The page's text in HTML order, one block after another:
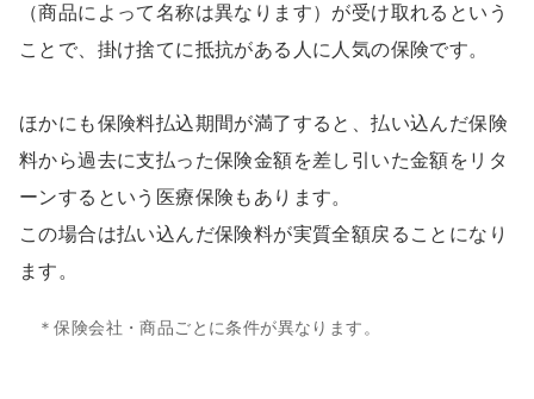
（商品によって名称は異なります）が受け取れるという
ことで、掛け捨てに抵抗がある人に人気の保険です。
ほかにも保険料払込期間が満了すると、払い込んだ保険
料から過去に支払った保険金額を差し引いた金額をリタ
ーンするという医療保険もあります。
この場合は払い込んだ保険料が実質全額戻ることになり
ます。
＊保険会社・商品ごとに条件が異なります。